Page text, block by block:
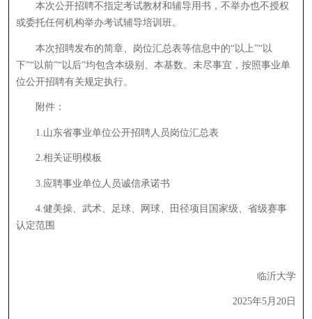
本次公开招聘不指定考试教材和辅导用书，不举办也不授权
或委托任何机构举办考试辅导培训班。
本次招聘发布的简章、岗位汇总表等信息中的“以上”“以
下”“以前”“以后”均包含本级别、本基数。未尽事宜，按照事业单
位公开招聘有关规定执行。
附件：
1.山东省事业单位公开招聘人员岗位汇总表
2.相关证明模板
3.应聘事业单位人员诚信承诺书
4.健美操、武术、足球、网球、田径项目国家级、省级赛事
认定范围
临沂大学
2025年5月20日